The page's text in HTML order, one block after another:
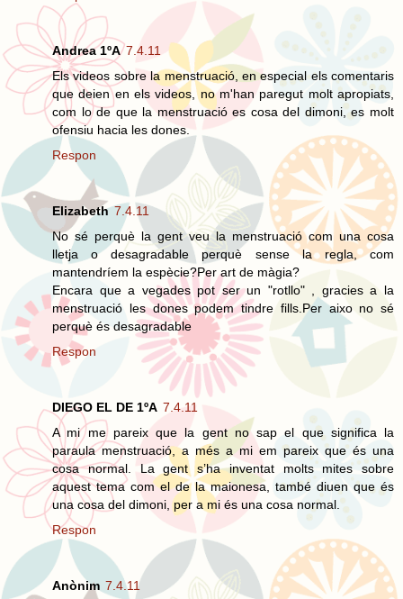
Andrea 1ºA 7.4.11
Els videos sobre la menstruació, en especial els comentaris
que deien en els videos, no m'han paregut molt apropiats,
com lo de que la menstruació es cosa del dimoni, es molt
ofensiu hacia les dones.
Respon
Elizabeth 7.4.11
No sé perquè la gent veu la menstruació com una cosa
lletja o desagradable perquè sense la regla, com
mantendríem la espècie?Per art de màgia?
Encara que a vegades pot ser un "rotllo" , gracies a la
menstruació les dones podem tindre fills.Per aixo no sé
perquè és desagradable
Respon
DIEGO EL DE 1ºA 7.4.11
A mi me pareix que la gent no sap el que significa la
paraula menstruació, a més a mi em pareix que és una
cosa normal. La gent s’ha inventat molts mites sobre
aquest tema com el de la maionesa, també diuen que és
una cosa del dimoni, per a mi és una cosa normal.
Respon
Anònim 7.4.11